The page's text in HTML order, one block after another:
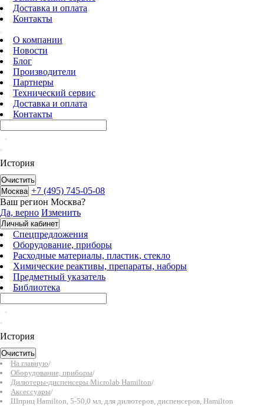
Доставка и оплата
Контакты
О компании
Новости
Блог
Производители
Партнеры
Технический сервис
Доставка и оплата
Контакты
История
Очистить
Москва +7 (495) 745-05-08
Ваш регион Москва?
Да, верно Изменить
Личный кабинет
Спецпредложения
Оборудование, приборы
Расходные материалы, пластик, стекло
Химические реактивы, препараты, наборы
Предметный указатель
Библиотека
История
Очистить
На главную/
Оборудование, приборы/
Дилютеры-диспенсеры Microlab Hamilton/
Аксессуары/
Шприц Hamilton, 5-50,0 мл, для дилютеров, диспенсеров, Hamilton